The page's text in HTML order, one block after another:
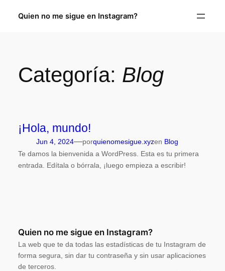
Quien no me sigue en Instagram?
Categoría: Blog
¡Hola, mundo!
Jun 4, 2024—porquienomesigue.xyzen Blog
Te damos la bienvenida a WordPress. Esta es tu primera
entrada. Edítala o bórrala, ¡luego empieza a escribir!
Quien no me sigue en Instagram?
La web que te da todas las estadísticas de tu Instagram de
forma segura, sin dar tu contraseña y sin usar aplicaciones
de terceros.